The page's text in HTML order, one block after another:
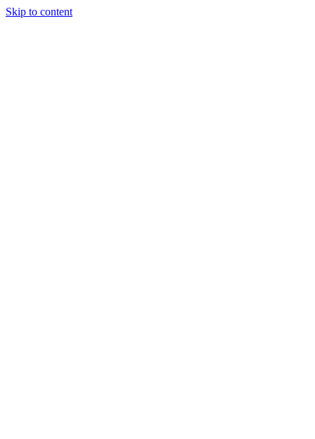
Skip to content